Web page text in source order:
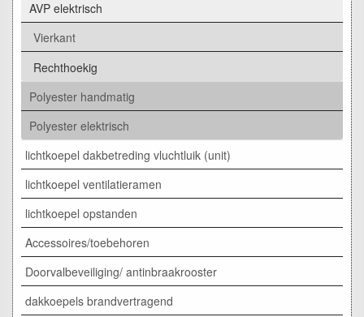
AVP elektrisch
Vierkant
Rechthoekig
Polyester handmatig
Polyester elektrisch
lichtkoepel dakbetreding vluchtluik (unit)
lichtkoepel ventilatieramen
lichtkoepel opstanden
Accessoires/toebehoren
Doorvalbeveiliging/ antinbraakrooster
dakkoepels brandvertragend